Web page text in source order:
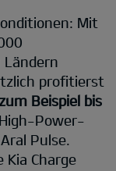
Mit
profitierst
Beispiel bis
Power-
Pulse.
Charge